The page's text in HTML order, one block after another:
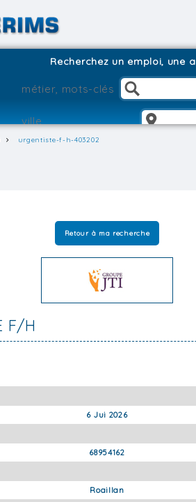
Recherchez un emploi, une
urgentiste-f-h-403202
Retour à ma recherche
F/H
6 Jui 2026
68954162
Roaillan